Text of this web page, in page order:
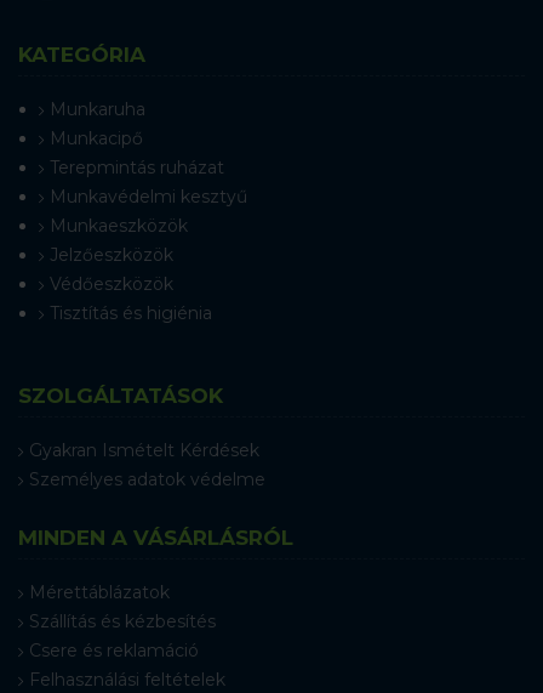
KATEGÓRIA
Munkaruha
Munkacipő
Terepmintás ruházat
Munkavédelmi kesztyű
Munkaeszközök
Jelzőeszközök
Védőeszközök
Tisztítás és higiénia
SZOLGÁLTATÁSOK
Gyakran Ismételt Kérdések
Személyes adatok védelme
MINDEN A VÁSÁRLÁSRÓL
Mérettáblázatok
Szállítás és kézbesítés
Csere és reklamáció
Felhasználási feltételek